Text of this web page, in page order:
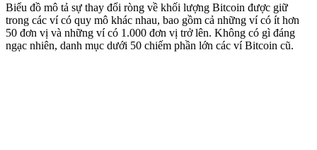
Biểu đồ mô tả sự thay đổi ròng về khối lượng Bitcoin được giữ
trong các ví có quy mô khác nhau, bao gồm cả những ví có ít hơn
50 đơn vị và những ví có 1.000 đơn vị trở lên. Không có gì đáng
ngạc nhiên, danh mục dưới 50 chiếm phần lớn các ví Bitcoin cũ.